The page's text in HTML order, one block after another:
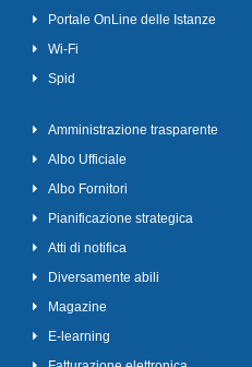
Portale OnLine delle Istanze
Wi-Fi
Spid
Amministrazione trasparente
Albo Ufficiale
Albo Fornitori
Pianificazione strategica
Atti di notifica
Diversamente abili
Magazine
E-learning